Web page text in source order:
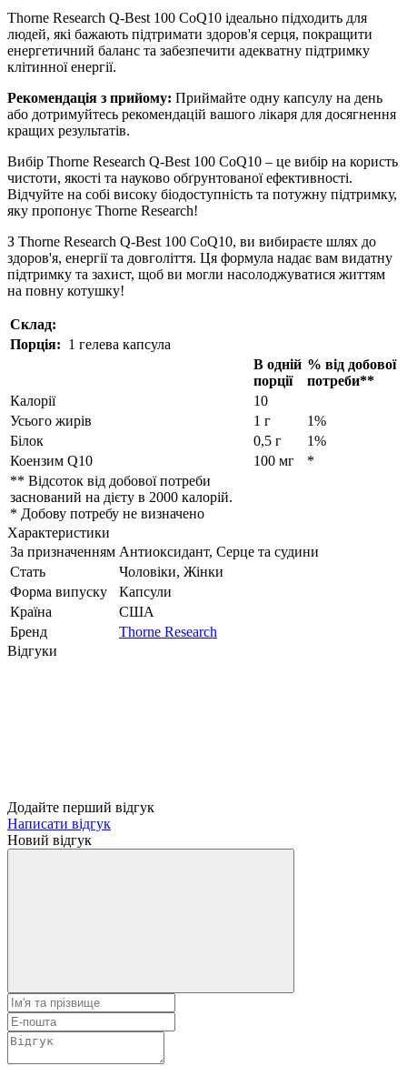
Thorne Research Q-Best 100 CoQ10 ідеально підходить для
людей, які бажають підтримати здоров'я серця, покращити
енергетичний баланс та забезпечити адекватну підтримку
клітинної енергії.
Рекомендація з прийому: Приймайте одну капсулу на день
або дотримуйтесь рекомендацій вашого лікаря для досягнення
кращих результатів.
Вибір Thorne Research Q-Best 100 CoQ10 – це вибір на користь
чистоти, якості та науково обґрунтованої ефективності.
Відчуйте на собі високу біодоступність та потужну підтримку,
яку пропонує Thorne Research!
З Thorne Research Q-Best 100 CoQ10, ви вибираєте шлях до
здоров'я, енергії та довголіття. Ця формула надає вам видатну
підтримку та захист, щоб ви могли насолоджуватися життям
на повну котушку!
Склад:
Порція: 1 гелева капсула
В одній
порції
% від добової
потреби**
Калорії
10
Усього жирів
1 г
1%
Білок
0,5 г
1%
Коензим Q10
100 мг
*
** Відсоток від добової потреби
заснований на дієту в 2000 калорій.
* Добову потребу не визначено
Характеристики
За призначенням Антиоксидант, Серце та судини
Стать
Чоловіки, Жінки
Форма випуску
Капсули
Країна
США
Бренд
Thorne Research
Відгуки
Додайте перший відгук
Написати відгук
Новий відгук